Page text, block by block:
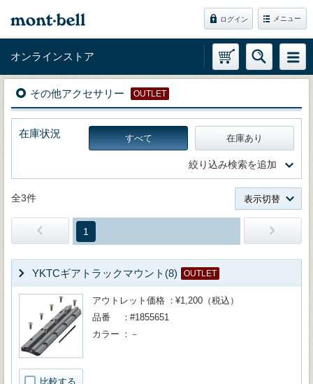
ログイン メニュー
オンラインストア
その他アクセサリー OUTLET
在庫状況 すべて 在庫あり
絞り込み検索を追加
全3件 表示切替
1
YKTCギアトラックマウント(8) OUTLET
比較する
アウトレット価格
¥1,200（税込）
品番
#1855651
カラー
－